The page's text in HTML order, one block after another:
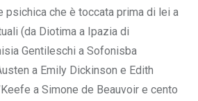
psichica che è toccata prima di lei a
(da Diotima a Ipazia di
Gentileschi a Sofonisba
a Emily Dickinson e Edith
a Simone de Beauvoir e cento